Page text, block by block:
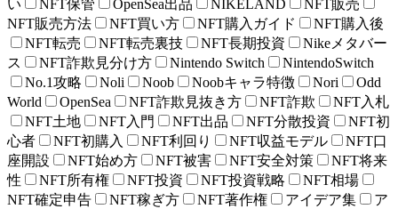
い
NFT保管 OpenSea出品 NIKELAND
NFT販売
NFT販売方法
NFT買い方 NFT購入ガイド
NFT購入後
NFT転売
NFT転売裏技 NFT長期投資
Nikeメタバー
ス
NFT詐欺見分け方 Nintendo Switch
NintendoSwitch
No.1攻略
Noli Noob Noobキャラ特徴 Nori
Odd
World
OpenSea NFT詐欺見抜き方 NFT詐欺
NFT入札
NFT土地
NFT入門 NFT出品 NFT分散投資
NFT初
心者
NFT初購入 NFT利回り NFT収益モデル
NFT口
座開設
NFT始め方 NFT被害 NFT安全対策
NFT将来
性
NFT所有権 NFT投資 NFT投資戦略
NFT相場
NFT確定申告
NFT稼ぎ方 NFT著作権 アイデア集
ア